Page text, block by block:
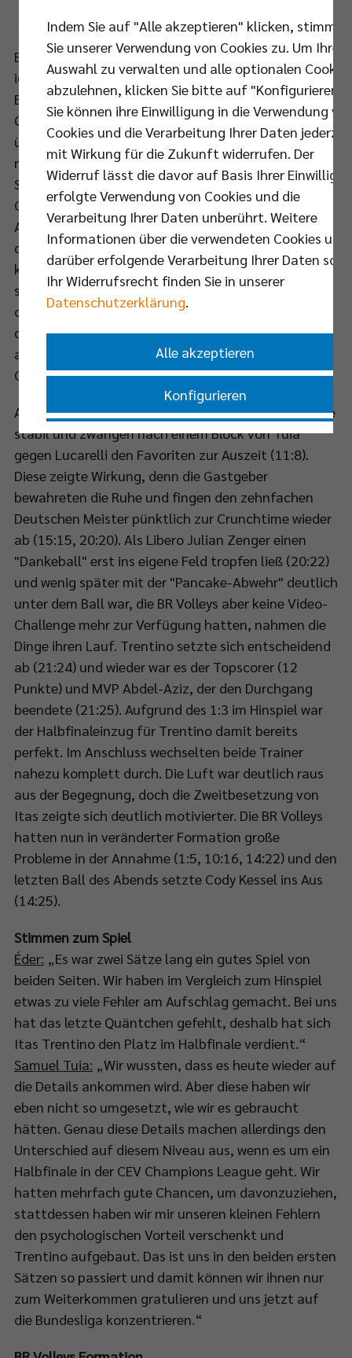
Beide Mannschaften begegneten sich mit den
identischen Startformationen des Hinspiels und das
BR Volleys Team fand sehr gut in die Partie. Sergey
Grankin etablierte konsequent das schnelle Spiel
über die Mitte und Fehler unterliefen den Berlinern
nur an der Aufschlaglinie (3:3, 8:8). Nach starkem
Service von Samuel Tuia erschmetterte Timothée
Carle die erste Führung (12:11). Es war also ein
Auftaktsatz auf Augenhöhe (19:17, 21:23), in dem
die Hauptstädter jedoch ihre Breakchancen nicht
konsequent genug nutzten. Natürlich war es der
schon im Hinspiel überragende Nimir Abdel-Aziz, der
den ersten Satzball für Itas verwertete, nachdem
der Ballwechsel aufgrund eines nicht
aufzuklärenden Drückduells zwischen Carle und
Giannelli wiederholt wurde (22:25).
Auch in Satz zwei hielten die BR Volleys die Annahme
stabil und zwangen nach einem Block von Tuia
gegen Lucarelli den Favoriten zur Auszeit (11:8).
Diese zeigte Wirkung, denn die Gastgeber
bewahreten die Ruhe und fingen den zehnfachen
Deutschen Meister pünktlich zur Crunchtime wieder
ab (15:15, 20:20). Als Libero Julian Zenger einen
"Dankeball" erst ins eigene Feld tropfen ließ (20:22)
und wenig später mit der "Pancake-Abwehr" deutlich
unter dem Ball war, die BR Volleys aber keine Video-
Challenge mehr zur Verfügung hatten, nahmen die
Dinge ihren Lauf. Trentino setzte sich entscheidend
ab (21:24) und wieder war es der Topscorer (12
Punkte) und MVP Abdel-Aziz, der den Durchgang
beendete (21:25). Aufgrund des 1:3 im Hinspiel war
der Halbfinaleinzug für Trentino damit bereits
perfekt. Im Anschluss wechselten beide Trainer
nahezu komplett durch. Die Luft war deutlich raus
aus der Begegnung, doch die Zweitbesetzung von
Itas zeigte sich deutlich motivierter. Die BR Volleys
hatten nun in veränderter Formation große
Probleme in der Annahme (1:5, 10:16, 14:22) und den
letzten Ball des Abends setzte Cody Kessel ins Aus
(14:25).
Stimmen zum Spiel
Éder: „Es war zwei Sätze lang ein gutes Spiel von
beiden Seiten. Wir haben im Vergleich zum Hinspiel
etwas zu viele Fehler am Aufschlag gemacht. Bei uns
hat das letzte Quäntchen gefehlt, deshalb hat sich
Itas Trentino den Platz im Halbfinale verdient.“
Samuel Tuia: „Wir wussten, dass es heute wieder auf
die Details ankommen wird. Aber diese haben wir
eben nicht so umgesetzt, wie wir es gebraucht
hätten. Genau diese Details machen allerdings den
Unterschied auf diesem Niveau aus, wenn es um ein
Halbfinale in der CEV Champions League geht. Wir
hatten mehrfach gute Chancen, um davonzuziehen,
stattdessen haben wir mir unseren kleinen Fehlern
den psychologischen Vorteil verschenkt und
Trentino aufgebaut. Das ist uns in den beiden ersten
Sätzen so passiert und damit können wir ihnen nur
zum Weiterkommen gratulieren und uns jetzt auf
die Bundesliga konzentrieren.“
Indem Sie auf "Alle akzeptieren" klicken, stimmen
Sie unserer Verwendung von Cookies zu. Um Ihre
Auswahl zu verwalten und alle optionalen Cookies
abzulehnen, klicken Sie bitte auf "Konfigurieren".
Sie können ihre Einwilligung in die Verwendung
Cookies und die Verarbeitung Ihrer Daten
mit Wirkung für die Zukunft widerrufen. Der
Widerruf lässt die davor auf Basis Ihrer
erfolgte Verwendung von Cookies und die
Verarbeitung Ihrer Daten unberührt. Weitere
Informationen über die verwendeten Cookies und
darüber erfolgende Verarbeitung Ihrer Daten
Ihr Widerrufsrecht finden Sie in unserer
Datenschutzerklärung.
Alle akzeptieren
Konfigurieren
Nur essenzielle Cookies akzeptieren
Impressum|Datenschutzerklärung